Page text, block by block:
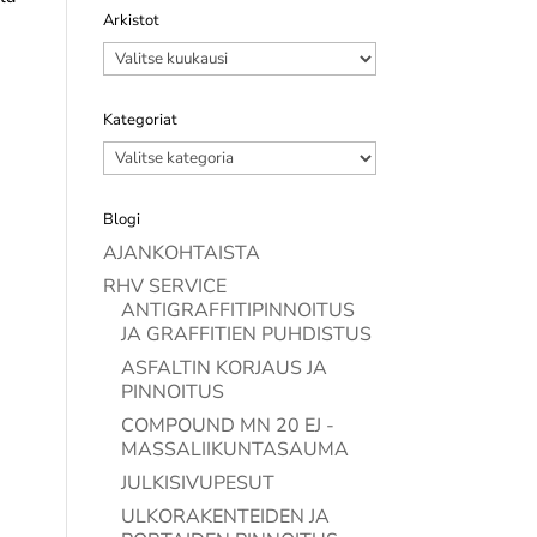
Arkistot
Arkistot
Kategoriat
Kategoriat
Blogi
AJANKOHTAISTA
RHV SERVICE
ANTIGRAFFITIPINNOITUS
JA GRAFFITIEN PUHDISTUS
ASFALTIN KORJAUS JA
PINNOITUS
COMPOUND MN 20 EJ -
MASSALIIKUNTASAUMA
JULKISIVUPESUT
ULKORAKENTEIDEN JA